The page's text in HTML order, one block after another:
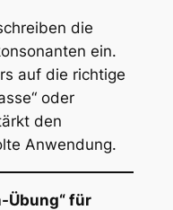
die
ein.
auf die richtige
oder
den
Anwendung.
Übung“ für